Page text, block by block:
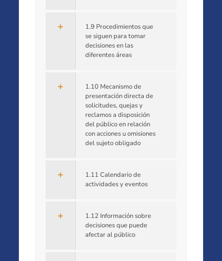
1.9 Procedimientos que
se siguen para tomar
decisiones en las
diferentes áreas
1.10 Mecanismo de
presentación directa de
solicitudes, quejas y
reclamos a disposición
del público en relación
con acciones u omisiones
del sujeto obligado
1.11 Calendario de
actividades y eventos
1.12 Información sobre
decisiones que puede
afectar al público